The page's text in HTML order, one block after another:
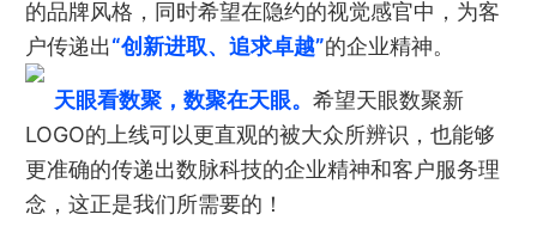
的品牌风格，同时希望在隐约的视觉感官中，为客
户传递出“创新进取、追求卓越”的企业精神。
天眼看数聚，数聚在天眼。 希望天眼数聚新
LOGO的上线可以更直观的被大众所辨识，也能够
更准确的传递出数脉科技的企业精神和客户服务理
念，这正是我们所需要的！